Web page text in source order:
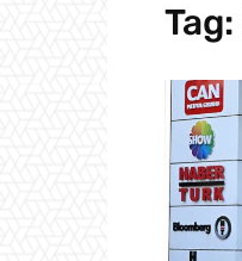
Tag: